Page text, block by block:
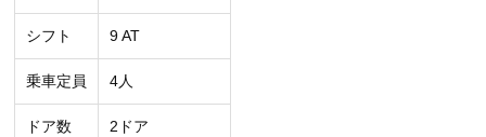
シフト 9 AT
乗車定員 4人
ドア数 2ドア